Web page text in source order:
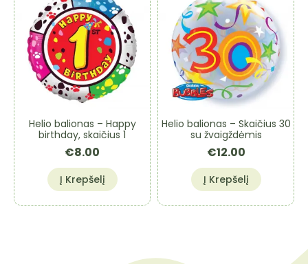
The
options
may
be
chosen
product
page
The
options
may
be
chosen
on
the
product
page
Helio balionas – Happy
birthday, skaičius 1
€8.00
Į Krepšelį
Helio balionas – Skaičius 30
su žvaigždėmis
€12.00
Į Krepšelį